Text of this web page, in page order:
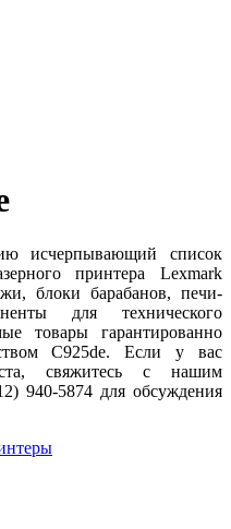
исчерпывающий список
принтера Lexmark
блоки барабанов, печи-
для технического
товары гарантированно
C925de. Если у вас
свяжитесь с нашим
940-5874 для обсуждения